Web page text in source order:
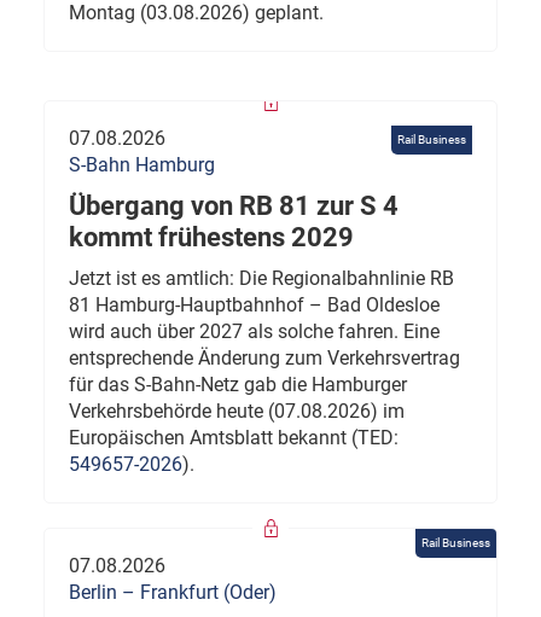
Montag (03.08.2026) geplant.
Rail Business
07.08.2026
S-Bahn Hamburg
Übergang von RB 81 zur S 4
kommt frühestens 2029
Jetzt ist es amtlich: Die Regionalbahnlinie RB
81 Hamburg-Hauptbahnhof – Bad Oldesloe
wird auch über 2027 als solche fahren. Eine
entsprechende Änderung zum Verkehrsvertrag
für das S-Bahn-Netz gab die Hamburger
Verkehrsbehörde heute (07.08.2026) im
Europäischen Amtsblatt bekannt (TED:
549657-2026).
Rail Business
07.08.2026
Berlin – Frankfurt (Oder)